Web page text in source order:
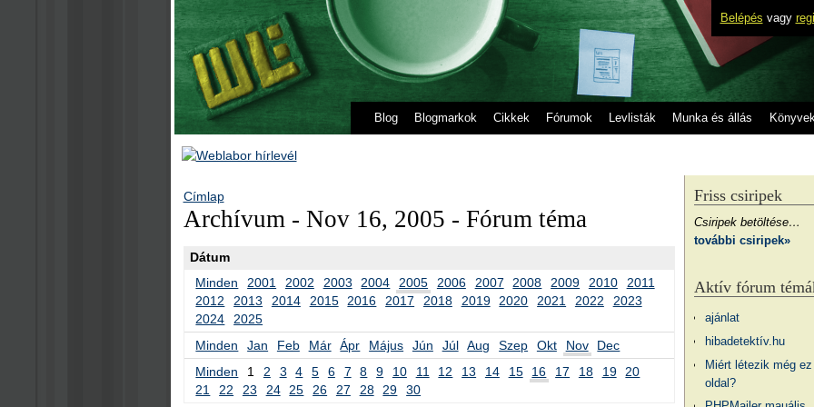
Belépés vagy
Blog Blogmarkok Cikkek Fórumok Levlisták Munka és állás
Címlap
Archívum - Nov 16, 2005 - Fórum téma
Dátum
Minden
2001 2002 2003 2004 2005 2006 2007 2008 2009 2010
2011
2012
2013 2014 2015 2016 2017 2018 2019 2020 2021 2022
2023
2024
2025
Minden
Jan Feb Már Ápr Május Jún Júl Aug Szep Okt Nov
Dec
Minden
1 2 3 4 5 6 7 8 9 10 11 12 13 14 15 16 17 18 19
20
21
22 23 24 25 26 27 28 29 30
Friss csiripek
Csiripek betöltése…
további csiripek»
Aktív fórum
ajánlat
hibadetektív.hu
Miért létezik még
oldal?